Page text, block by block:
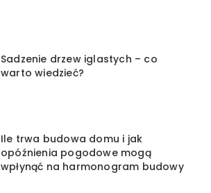
Sadzenie drzew iglastych – co
warto wiedzieć?
Ile trwa budowa domu i jak
opóźnienia pogodowe mogą
wpłynąć na harmonogram budowy